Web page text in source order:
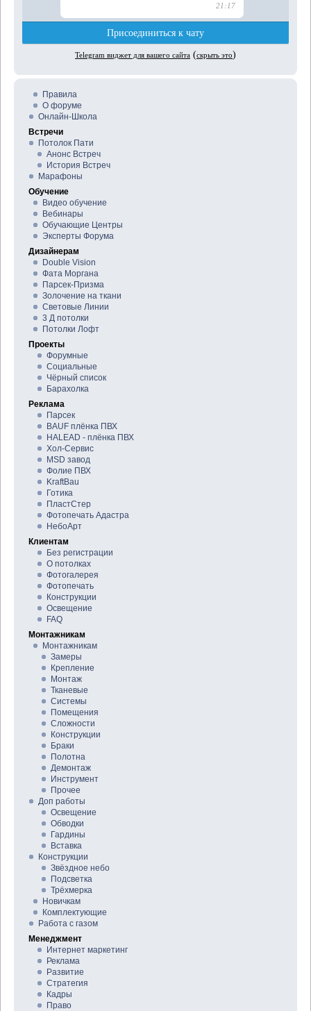
Правила
О форуме
Онлайн-Школа
Встречи
Потолок Пати
Анонс Встреч
История Встреч
Марафоны
Обучение
Видео обучение
Вебинары
Обучающие Центры
Эксперты Форума
Дизайнерам
Double Vision
Фата Моргана
Парсек-Призма
Золочение на ткани
Световые Линии
3 Д потолки
Потолки Лофт
Проекты
Форумные
Социальные
Чёрный список
Барахолка
Реклама
Парсек
BAUF плёнка ПВХ
HALEAD - плёнка ПВХ
Хол-Сервис
MSD завод
Фолие ПВХ
KraftBau
Готика
ПластСтер
Фотопечать Адастра
НебоАрт
Клиентам
Без регистрации
О потолках
Фотогалерея
Фотопечать
Конструкции
Освещение
FAQ
Монтажникам
Монтажникам
Замеры
Крепление
Монтаж
Тканевые
Системы
Помещения
Сложности
Конструкции
Браки
Полотна
Демонтаж
Инструмент
Прочее
Доп работы
Освещение
Обводки
Гардины
Вставка
Конструкции
Звёздное небо
Подсветка
Трёхмерка
Новичкам
Комплектующие
Работа с газом
Менеджмент
Интернет маркетинг
Реклама
Развитие
Стратегия
Кадры
Право